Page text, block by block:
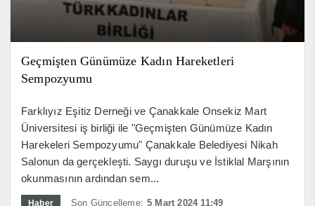
Geçmişten Günümüze Kadın Hareketleri
Sempozyumu
Farklıyız Eşitiz Derneği ve Çanakkale Onsekiz Mart
Üniversitesi iş birliği ile "Geçmişten Günümüze Kadın
Harekeleri Sempozyumu" Çanakkale Belediyesi Nikah
Salonun da gerçekleşti. Saygı duruşu ve İstiklal Marşının
okunmasının ardından sem...
Haber Son Güncelleme: 5 Mart 2024 11:49